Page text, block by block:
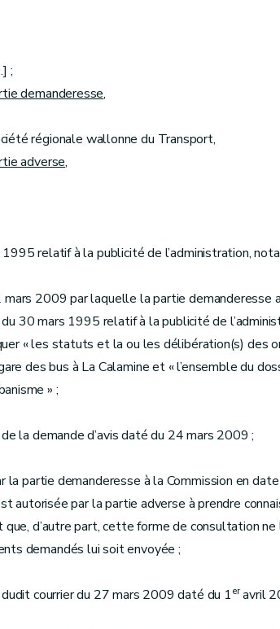
;
demanderesse,
régionale wallonne du Transport,
adverse,
relatif à la publicité de l’administration,
2009 par laquelle la partie demanderesse
30 mars 1995 relatif à la publicité de
« les statuts et la ou les délibération(s) des
des bus à La Calamine et « l’ensemble du
» ;
la demande d’avis daté du 24 mars 2009 ;
la partie demanderesse à la Commission en
autorisée par la partie adverse à prendre
d’autre part, cette forme de consultation
demandés lui soit envoyée ;
dudit courrier du 27 mars 2009 daté du 1eravril